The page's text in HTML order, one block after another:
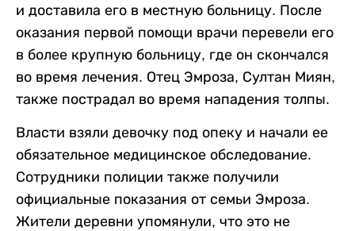
и доставила его в местную больницу. После
оказания первой помощи врачи перевели его
в более крупную больницу, где он скончался
во время лечения. Отец Эмроза, Султан Миян,
также пострадал во время нападения толпы.
Власти взяли девочку под опеку и начали ее
обязательное медицинское обследование.
Сотрудники полиции также получили
официальные показания от семьи Эмроза.
Жители деревни упомянули, что это не